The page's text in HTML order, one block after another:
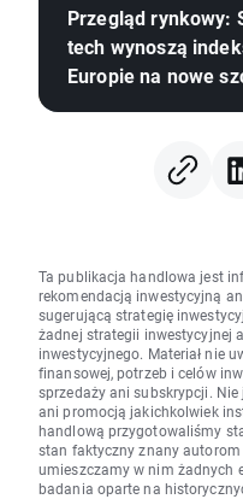
Przegląd rynkowy:
tech wynoszą
Europie na nowe
Ta publikacja handlowa jest
rekomendacją inwestycyjną
sugerującą strategię
żadnej strategii inwestycyjnej
inwestycyjnego. Materiał nie
finansowej, potrzeb i celów
sprzedaży ani subskrypcji.
ani promocją jakichkolwiek
handlową przygotowaliśmy
stan faktyczny znany
umieszczamy w nim żadnych
badania oparte na